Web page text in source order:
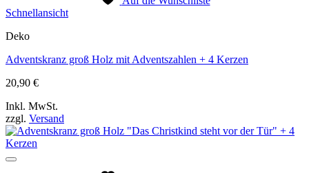
Schnellansicht
Deko
Adventskranz groß Holz mit Adventszahlen + 4 Kerzen
20,90 €
Inkl. MwSt.
zzgl. Versand